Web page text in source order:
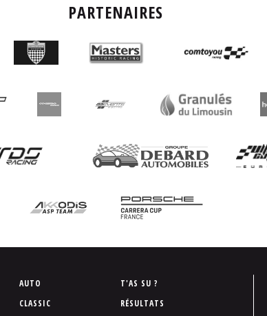
PARTENAIRES
P
i
AUTO
CLASSIC
T'AS SU ?
RÉSULTATS